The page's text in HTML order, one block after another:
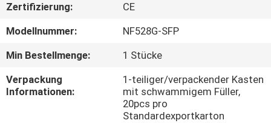
QUALITÄTSKONTROLLE
TRETEN
SIE
Zertifizierung:
CE
Modellnummer:
NF528G-SFP
Min Bestellmenge:
1 Stücke
Verpackung
Informationen:
1-teiliger/verpackender Kasten
mit schwammigem Füller,
20pcs pro
Standardexportkarton